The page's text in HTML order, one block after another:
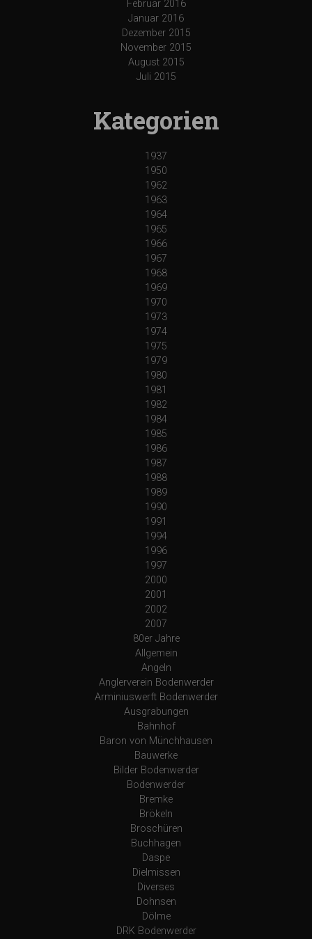
Februar 2016
Januar 2016
Dezember 2015
November 2015
August 2015
Juli 2015
Kategorien
1937
1950
1962
1963
1964
1965
1966
1967
1968
1969
1970
1973
1974
1975
1979
1980
1981
1982
1984
1985
1986
1987
1988
1989
1990
1991
1994
1996
1997
2000
2001
2002
2007
80er Jahre
Allgemein
Angeln
Anglerverein Bodenwerder
Arminiuswerft Bodenwerder
Ausgrabungen
Bahnhof
Baron von Münchhausen
Bauwerke
Bilder Bodenwerder
Bodenwerder
Bremke
Brökeln
Broschüren
Buchhagen
Daspe
Dielmissen
Diverses
Dohnsen
Dölme
DRK Bodenwerder